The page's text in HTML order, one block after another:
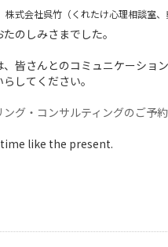
株式会社呉竹（くれたけ心理相談室、
のしみさまでした。
、皆さんとのコミュニケーショ
してください。
ング・コンサルティングのご予約
like the present.